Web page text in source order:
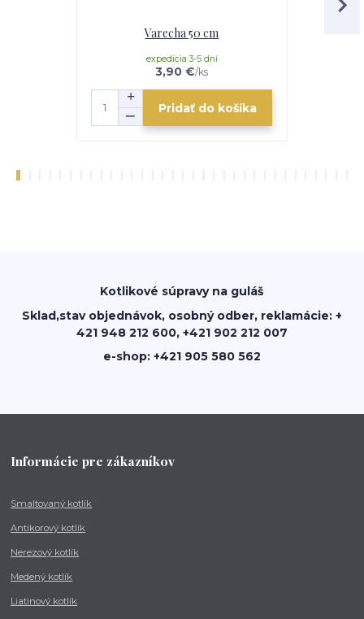
Varecha 50 cm
3,90 €/ks
expedícia 3-5 dní
Pridať do košíka
Kotlikové súpravy na guláš
Sklad,stav objednávok, osobný odber, reklamácie: +
421 948 212 600, +421 902 212 007
e-shop: +421 905 580 562
Informácie pre zákazníkov
Smaltovaný kotlík
Antikorový kotlík
Nerezový kotlík
Medený kotlík
Liatinový kotlík